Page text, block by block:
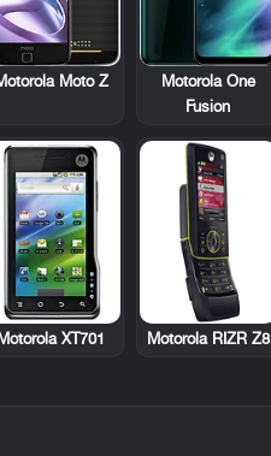
Motorola One
Fusion
Moto Z
Motorola RIZR Z8
XT701